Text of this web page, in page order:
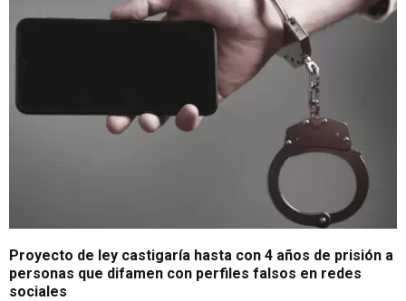
Proyecto de ley castigaría hasta con 4 años de prisión a
personas que difamen con perfiles falsos en redes
sociales